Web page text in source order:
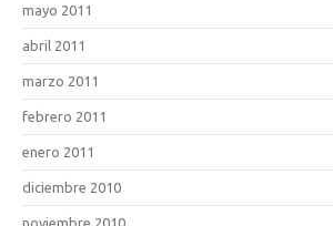
mayo 2011
abril 2011
marzo 2011
febrero 2011
enero 2011
diciembre 2010
noviembre 2010